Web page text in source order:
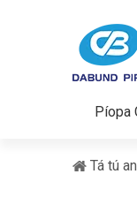
Píopa
Tá tú